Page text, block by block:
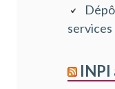
services